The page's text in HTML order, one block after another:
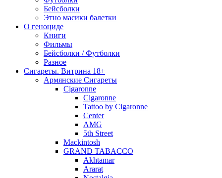
Бейсболки
Этно масики балетки
О геноциде
Книги
Фильмы
Бейсболки / Футболки
Разное
Сигареты. Витрина 18+
Армянские Сигареты
Cigaronne
Cigaronne
Tattoo by Cigaronne
Center
AMG
5th Street
Mackintosh
GRAND TABACCO
Akhtamar
Ararat